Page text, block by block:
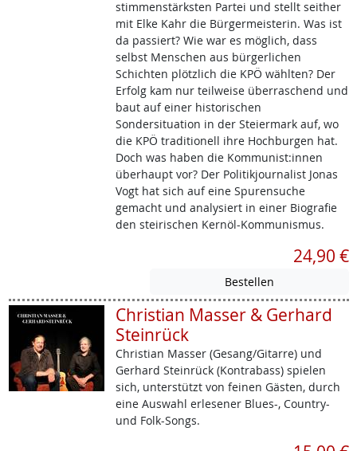
stimmenstärksten Partei und stellt seither
mit Elke Kahr die Bürgermeisterin. Was ist
da passiert? Wie war es möglich, dass
selbst Menschen aus bürgerlichen
Schichten plötzlich die KPÖ wählten? Der
Erfolg kam nur teilweise überraschend und
baut auf einer historischen
Sondersituation in der Steiermark auf, wo
die KPÖ traditionell ihre Hochburgen hat.
Doch was haben die Kommunist:innen
überhaupt vor? Der Politikjournalist Jonas
Vogt hat sich auf eine Spurensuche
gemacht und analysiert in einer Biografie
den steirischen Kernöl-Kommunismus.
24,90 €
Christian Masser & Gerhard
Steinrück
Christian Masser (Gesang/Gitarre) und
Gerhard Steinrück (Kontrabass) spielen
sich, unterstützt von feinen Gästen, durch
eine Auswahl erlesener Blues-, Country-
und Folk-Songs.